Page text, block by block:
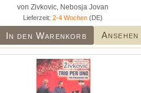
von Zivkovic, Nebosja Jovan
Lieferzeit:2-4 Wochen (DE)
In den Warenkorb Ansehen